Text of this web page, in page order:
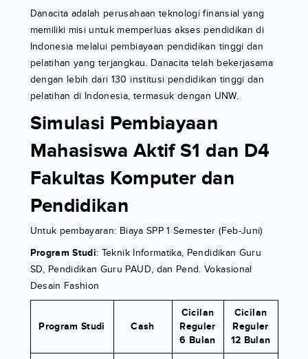
Danacita adalah perusahaan teknologi finansial yang
memiliki misi untuk memperluas akses pendidikan di
Indonesia melalui pembiayaan pendidikan tinggi dan
pelatihan yang terjangkau. Danacita telah bekerjasama
dengan lebih dari 130 institusi pendidikan tinggi dan
pelatihan di Indonesia, termasuk dengan UNW.
Simulasi Pembiayaan
Mahasiswa Aktif S1 dan D4
Fakultas Komputer dan
Pendidikan
Untuk pembayaran: Biaya SPP 1 Semester (Feb-Juni)
Program Studi: Teknik Informatika, Pendidikan Guru
SD, Pendidikan Guru PAUD, dan Pend. Vokasional
Desain Fashion
Program Studi Cash
Cicilan
Reguler
6 Bulan
Cicilan
Reguler
12 Bulan